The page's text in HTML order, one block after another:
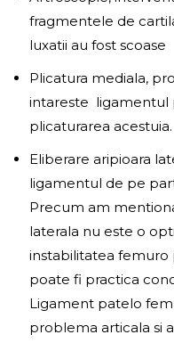
fragmentele de
luxatii au fost scoase
Plicatura mediala,
intareste ligamentul
plicaturarea acestuia.
Eliberare aripioara
ligamentul de pe
Precum am
laterala nu este o
instabilitatea femuro
poate fi practica
Ligament patelo
problema articala si